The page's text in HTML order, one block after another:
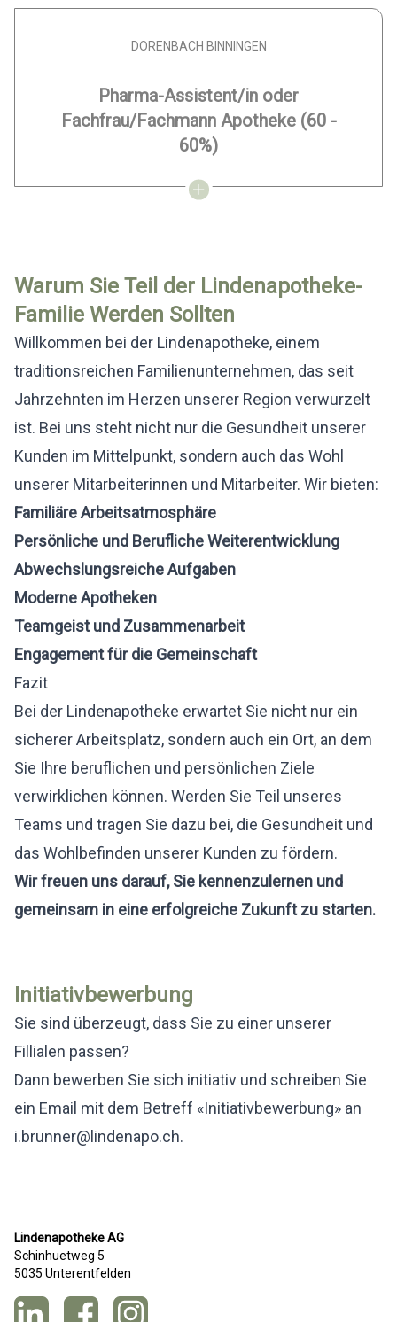
DORENBACH BINNINGEN
Pharma-Assistent/in oder
Fachfrau/Fachmann Apotheke (60 -
60%)
Warum Sie Teil der Lindenapotheke-
Familie Werden Sollten
Willkommen bei der Lindenapotheke, einem
traditionsreichen Familienunternehmen, das seit
Jahrzehnten im Herzen unserer Region verwurzelt
ist. Bei uns steht nicht nur die Gesundheit unserer
Kunden im Mittelpunkt, sondern auch das Wohl
unserer Mitarbeiterinnen und Mitarbeiter. Wir bieten:
Familiäre Arbeitsatmosphäre
Persönliche und Berufliche Weiterentwicklung
Abwechslungsreiche Aufgaben
Moderne Apotheken
Teamgeist und Zusammenarbeit
Engagement für die Gemeinschaft
Fazit
Bei der Lindenapotheke erwartet Sie nicht nur ein
sicherer Arbeitsplatz, sondern auch ein Ort, an dem
Sie Ihre beruflichen und persönlichen Ziele
verwirklichen können. Werden Sie Teil unseres
Teams und tragen Sie dazu bei, die Gesundheit und
das Wohlbefinden unserer Kunden zu fördern.
Wir freuen uns darauf, Sie kennenzulernen und
gemeinsam in eine erfolgreiche Zukunft zu starten.
Initiativbewerbung
Sie sind überzeugt, dass Sie zu einer unserer
Fillialen passen?
Dann bewerben Sie sich initiativ und schreiben Sie
ein Email mit dem Betreff «Initiativbewerbung» an
i.brunner@lindenapo.ch.
Lindenapotheke AG
Schinhuetweg 5
5035 Unterentfelden